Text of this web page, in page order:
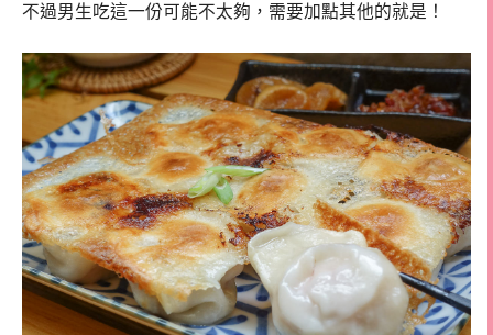
不過男生吃這一份可能不太夠，需要加點其他的就是！